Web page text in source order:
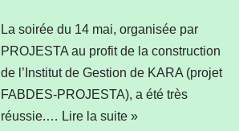
La soirée du 14 mai, organisée par
PROJESTA au profit de la construction
de l’Institut de Gestion de KARA (projet
FABDES-PROJESTA), a été très
réussie.… Lire la suite »